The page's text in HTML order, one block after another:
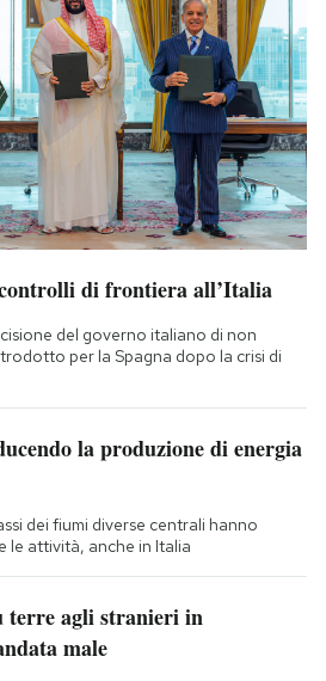
di frontiera all’Italia
del governo italiano di non
per la Spagna dopo la crisi di
la produzione di energia
dei fiumi diverse centrali hanno
le attività, anche in Italia
terre agli stranieri in
male